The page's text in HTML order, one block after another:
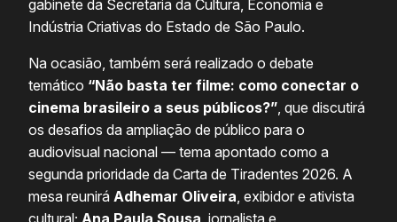
gabinete da Secretaria da Cultura, Economia e
Indústria Criativas do Estado de São Paulo.
Na ocasião, também será realizado o debate
temático “Não basta ter filme: como conectar o
cinema brasileiro a seus públicos?” , que discutirá
os desafios da ampliação de público para o
audiovisual nacional — tema apontado como a
segunda prioridade da Carta de Tiradentes 2026. A
mesa reunirá Adhemar Oliveira , exibidor e ativista
cultural; Ana Paula Sousa , jornalista e